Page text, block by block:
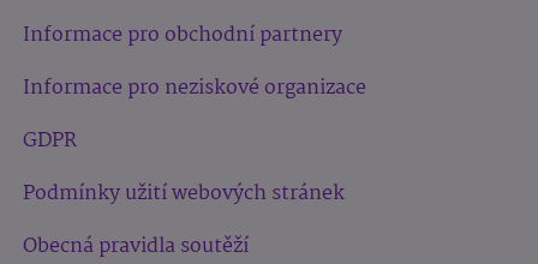
Informace pro obchodní partnery
Informace pro neziskové organizace
GDPR
Podmínky užití webových stránek
Obecná pravidla soutěží